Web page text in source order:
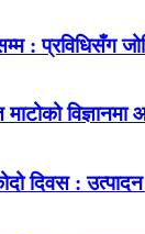
: प्रविधिसँग
माटोको
दिवस :